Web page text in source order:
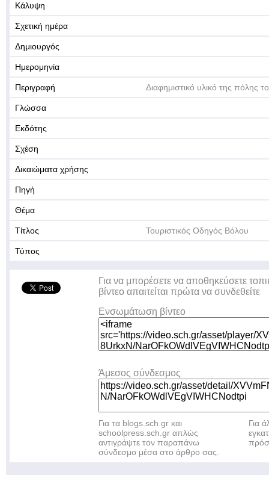
Κάλυψη
Σχετική ημέρα
Δημιουργός
Ημερομηνία
Περιγραφή Διαφημιστικό υλικό της πόλης
Γλώσσα
Εκδότης
Σχέση
Δικαιώματα χρήσης
Πηγή
Θέμα
Τίτλος Τουριστικός Οδηγός Βόλου
Τύπος
Για να μπορέσετε να αποθηκεύσετε
βίντεο απαιτείται πρώτα να συνδεθείτε
Ενσωμάτωση βίντεο
Άμεσος σύνδεσμος
Για τα blogs.sch.gr και
schoolpress.sch.gr απλώς
αντιγράψτε τον παραπάνω
σύνδεσμο μέσα στο άρθρο σας.
Για